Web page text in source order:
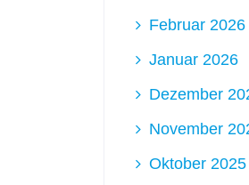
Februar 2026
Januar 2026
Dezember
November
Oktober 2025